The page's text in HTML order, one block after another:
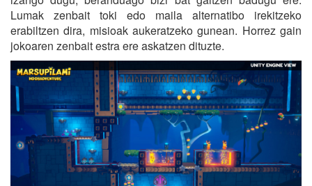
Lumak zenbait toki edo maila alternatibo irekitzeko
erabiltzen dira, misioak aukeratzeko gunean. Horrez gain
jokoaren zenbait estra ere askatzen dituzte.